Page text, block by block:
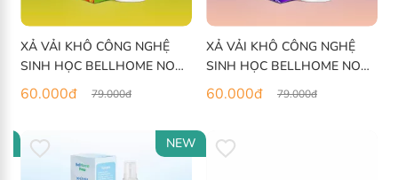
XẢ VẢI KHÔ CÔNG NGHỆ
SINH HỌC BELLHOME NOW
HƯƠNG NẮNG MỚI 100ML
60.000đ 79.000đ
XẢ VẢI KHÔ CÔNG NGHỆ
SINH HỌC BELLHOME NOW
HƯƠNG HOA CỎ 100ML
60.000đ 79.000đ
NEW